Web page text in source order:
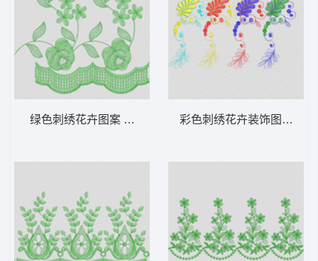
绿色刺绣花卉图案 水溶 彩色刺绣花卉装饰图案 水溶